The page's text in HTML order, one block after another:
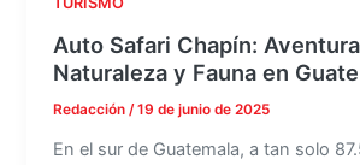
Auto Safari Chapín:
Naturaleza y Fauna en
Redacción/19 de junio de 2025
En el sur de Guatemala, a tan solo